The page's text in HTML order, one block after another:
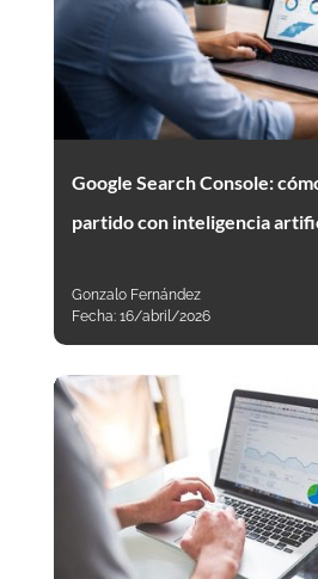
Google Search Console:
partido con inteligencia
Gonzalo Fernández
Fecha: 16/abril/2026